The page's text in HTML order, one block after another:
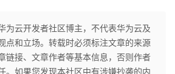
为云开发者社区博主，不代表华为云及
点和立场。转载时必须标注文章的来源
链接、文章作者等基本信息，否则作者
。如果您发现本社区中有涉嫌抄袭的内